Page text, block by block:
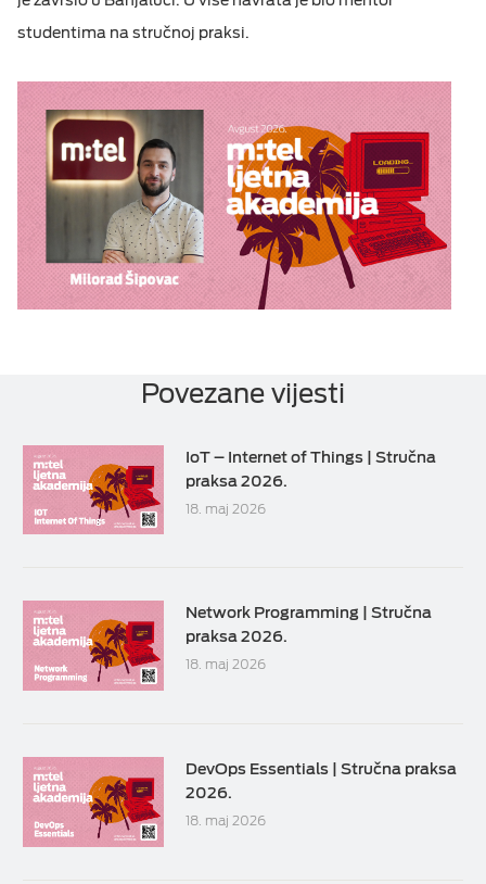
studentima na stručnoj praksi.
Povezane vijesti
IoT – Internet of Things | Stručna
praksa 2026.
18. maj 2026
Network Programming | Stručna
praksa 2026.
18. maj 2026
DevOps Essentials | Stručna praksa
2026.
18. maj 2026